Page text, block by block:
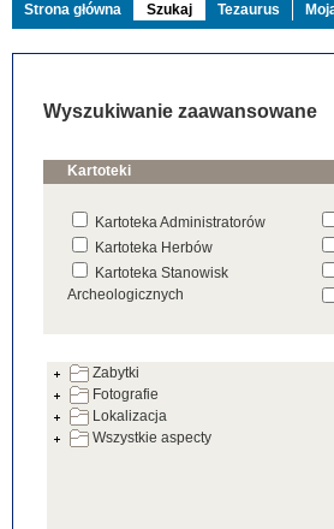
Strona główna Szukaj Tezaurus
Wyszukiwanie zaawansowane
Kartoteki
Kartoteka Administratorów
Kartoteka Herbów
Kartoteka Stanowisk
Archeologicznych
Zabytki
Fotografie
Lokalizacja
Wszystkie aspecty